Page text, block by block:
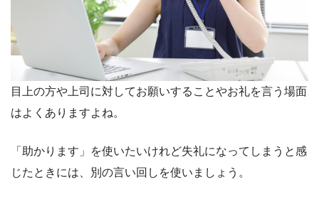
目上の方や上司に対してお願いすることやお礼を言う場面
はよくありますよね。
「助かります」を使いたいけれど失礼になってしまうと感
じたときには、別の言い回しを使いましょう。